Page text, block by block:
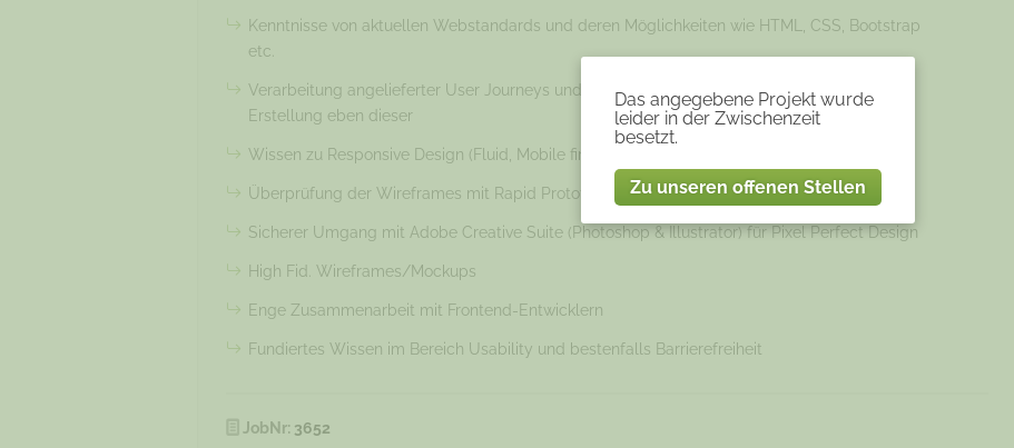
Das angegebene Projekt wurde
leider in der Zwischenzeit
besetzt.
Zu unseren offenen Stellen
Kenntnisse von aktuellen Webstandards und deren Möglichkeiten wie HTML, CSS, Bootstrap
etc.
Verarbeitung angelieferter User Journeys und Personas, im Besten Fall Mitarbeit bei der
Erstellung eben dieser
Wissen zu Responsive Design (Fluid, Mobile first, etc)
Überprüfung der Wireframes mit Rapid Prototyping (Axure und Invision)
Sicherer Umgang mit Adobe Creative Suite (Photoshop & Illustrator) für Pixel Perfect Design
High Fid. Wireframes/Mockups
Enge Zusammenarbeit mit Frontend-Entwicklern
Fundiertes Wissen im Bereich Usability und bestenfalls Barrierefreiheit
JobNr: 3652